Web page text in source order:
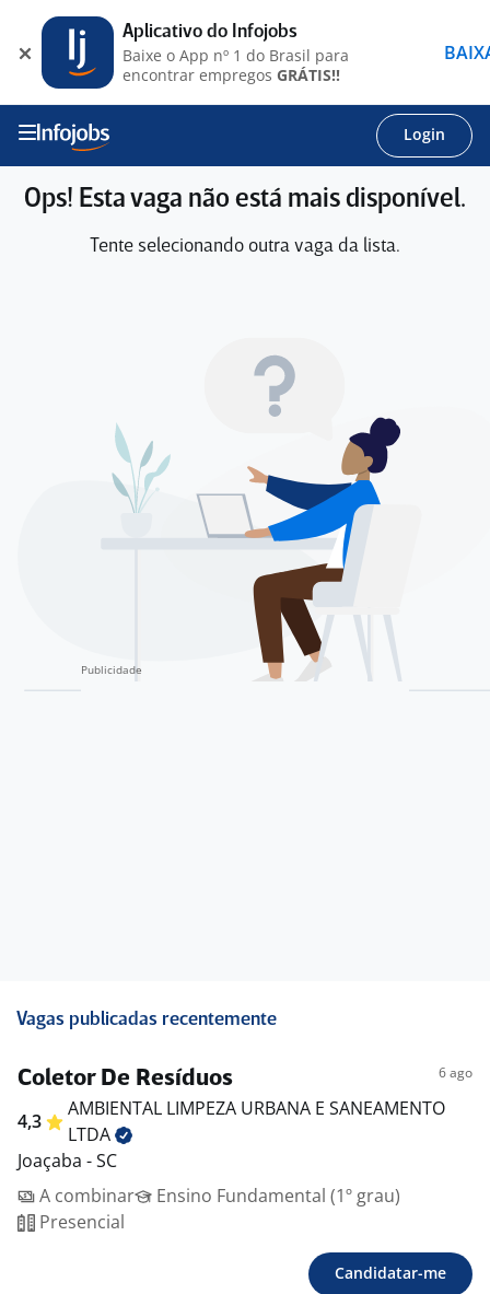
Login
Ops! Esta vaga não está mais disponível.
Tente selecionando outra vaga da lista.
Vagas publicadas recentemente
Coletor De Resíduos 6 ago
4,3
AMBIENTAL LIMPEZA URBANA E SANEAMENTO
LTDA
Joaçaba - SC
A combinar
Ensino Fundamental (1º grau)
Presencial
Candidatar-me
Aplicativo do Infojobs
Baixe o App nº 1 do Brasil para
encontrar empregos GRÁTIS!!